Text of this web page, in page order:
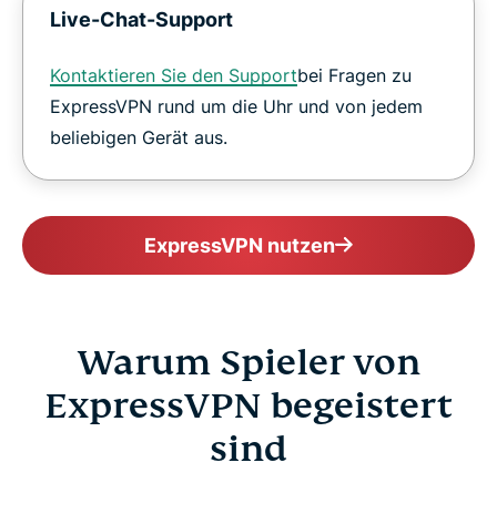
Live-Chat-Support
Kontaktieren Sie den Supportbei Fragen zu
ExpressVPN rund um die Uhr und von jedem
beliebigen Gerät aus.
ExpressVPN nutzen
Warum Spieler von
ExpressVPN begeistert
sind